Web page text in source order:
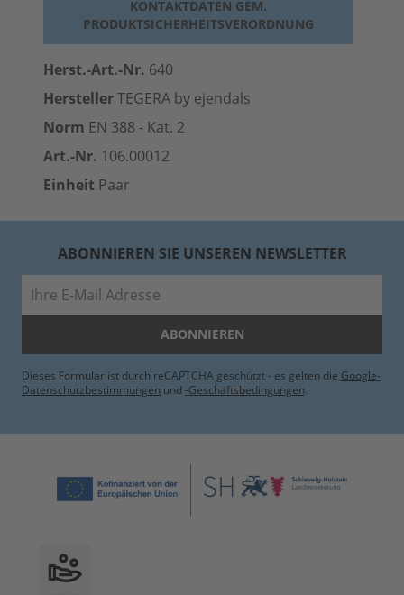
KONTAKTDATEN GEM.
PRODUKTSICHERHEITSVERORDNUNG
Herst.-Art.-Nr. 640
HerstellerTEGERA by ejendals
Norm EN 388 - Kat. 2
Art.-Nr. 106.00012
Einheit Paar
ABONNIEREN SIE UNSEREN NEWSLETTER
ABONNIEREN
Dieses Formular ist durch reCAPTCHA geschützt - es gelten die Google-
Datenschutzbestimmungen und -Geschäftsbedingungen.